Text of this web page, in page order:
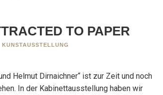
TO PAPER
KUNSTAUSSTELLUNG
Helmut Dirnaichner“ ist zur Zeit und noch
In der Kabinettausstellung haben wir